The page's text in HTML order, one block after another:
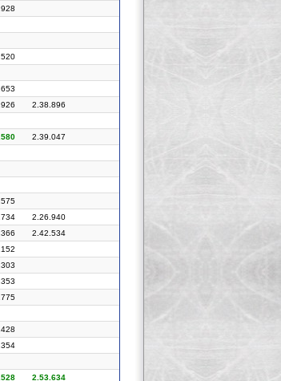
2.38.896
2.39.047
2.26.940
2.42.534
2.53.634